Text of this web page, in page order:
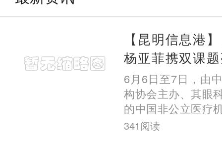
【昆明信息港
杨亚菲携双课
立眼科第十届
老年屈光疑难诊
6月6日至7日，由
构协会主办、其眼
的中国非公立医疗
委员会第十届学术
341阅读